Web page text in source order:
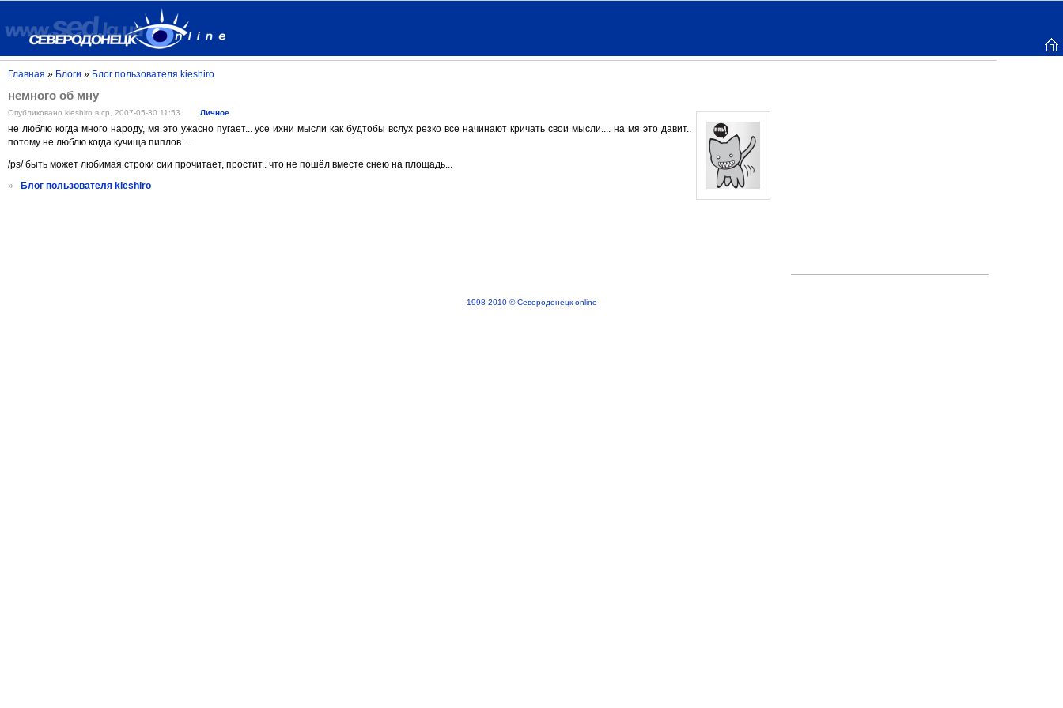
Главная » Блоги » Блог пользователя kieshiro
немного об мну
Опубликовано kieshiro в ср, 2007-05-30 11:53. Личное
не люблю когда много народу, мя это ужасно пугает... усе ихни мысли как будтобы вслух резко все начинают кричать свои мысли.... на мя это давит..
потому не люблю когда кучища пиплов ...
/ps/ быть может любимая строки сии прочитает, простит.. что не пошёл вместе снею на площадь...
»
Блог пользователя kieshiro
1998-2010 © Северодонецк online